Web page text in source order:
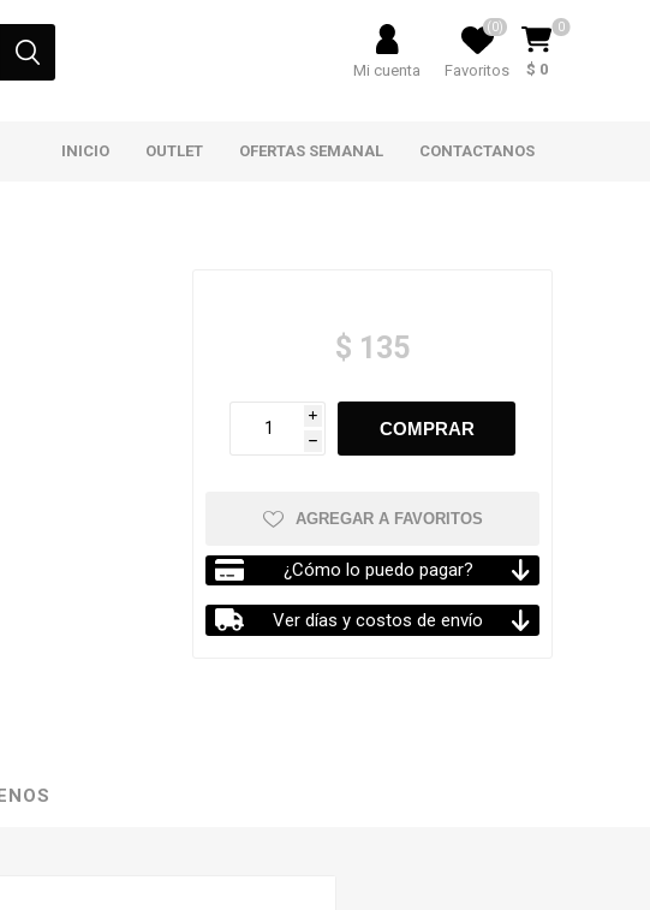
Mi cuenta Favoritos
(0) 0
$ 0
INICIO OUTLET OFERTAS SEMANAL CONTACTANOS
$ 135
i
h
AGREGAR A FAVORITOS
¿Cómo lo puedo pagar?
Ver días y costos de envío